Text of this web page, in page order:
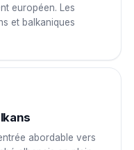
européen. Les
et balkaniques
abordable vers